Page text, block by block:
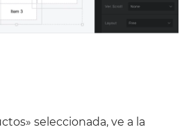
seleccionada, ve a la